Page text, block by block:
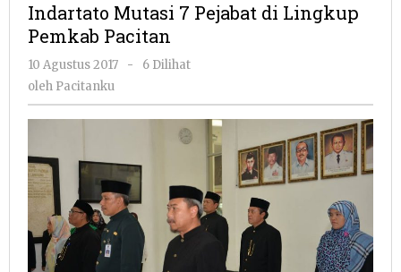
Pejabat
Indartato Mutasi 7 Pejabat di Lingkup
Pemkab Pacitan
10 Agustus 2017
oleh
-
6 Dilihat
oleh Pacitanku